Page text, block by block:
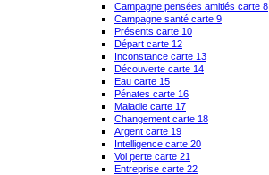
Campagne pensées amitiés carte 8
Campagne santé carte 9
Présents carte 10
Départ carte 12
Inconstance carte 13
Découverte carte 14
Eau carte 15
Pénates carte 16
Maladie carte 17
Changement carte 18
Argent carte 19
Intelligence carte 20
Vol perte carte 21
Entreprise carte 22